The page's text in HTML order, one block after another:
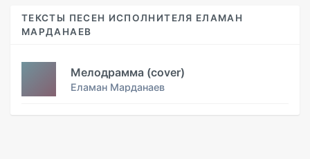
ТЕКСТЫ ПЕСЕН ИСПОЛНИТЕЛЯ ЕЛАМАН
МАРДАНАЕВ
Мелодрамма (cover)
Еламан Марданаев